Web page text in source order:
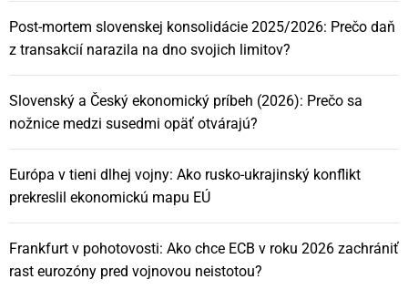
Post-mortem slovenskej konsolidácie 2025/2026: Prečo daň
z transakcií narazila na dno svojich limitov?
Slovenský a Český ekonomický príbeh (2026): Prečo sa
nožnice medzi susedmi opäť otvárajú?
Európa v tieni dlhej vojny: Ako rusko-ukrajinský konflikt
prekreslil ekonomickú mapu EÚ
Frankfurt v pohotovosti: Ako chce ECB v roku 2026 zachrániť
rast eurozóny pred vojnovou neistotou?